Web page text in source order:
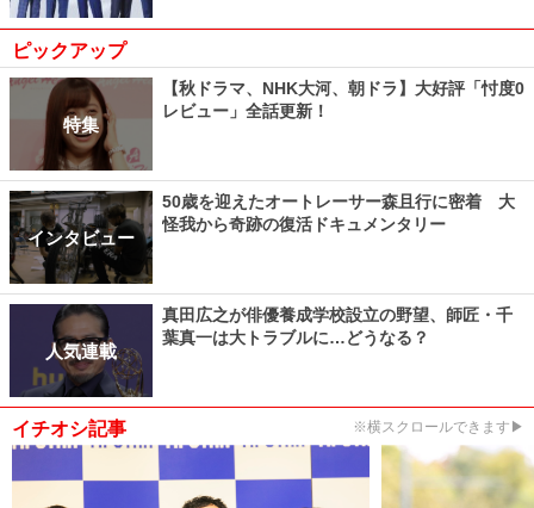
ピックアップ
特集
【秋ドラマ、NHK大河、朝ドラ】大好評「忖度0
レビュー」全話更新！
インタビュー
50歳を迎えたオートレーサー森且行に密着 大
怪我から奇跡の復活ドキュメンタリー
人気連載
真田広之が俳優養成学校設立の野望、師匠・千
葉真一は大トラブルに…どうなる？
イチオシ記事 ※横スクロールできます▶